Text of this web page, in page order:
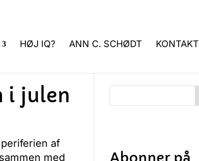
HØJ IQ? ANN C. SCHØDT KONTAKT
i julen
af
med